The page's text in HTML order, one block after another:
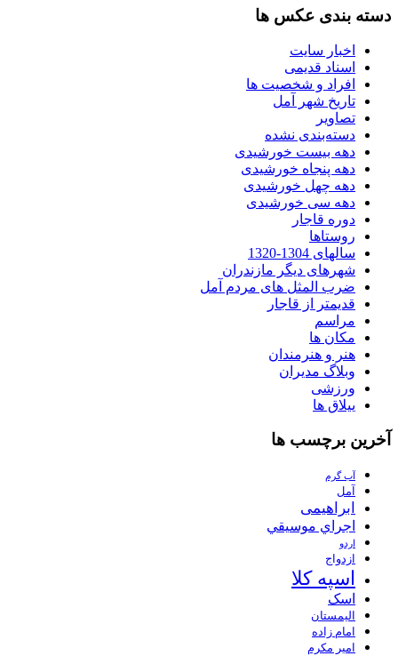
دسته بندی عکس ها
اخبار سایت
اسناد قدیمی
افراد و شخصیت ها
تاریخ شهر آمل
تصاویر
دسته‌بندی نشده
دهه بیست خورشیدی
دهه پنجاه خورشیدی
دهه چهل خورشیدی
دهه سی خورشیدی
دوره قاجار
روستاها
سالهای 1304-1320
شهرهای دیگر مازندران
ضرب المثل های مردم آمل
قدیمتر از قاجار
مراسم
مکان ها
هنر و هنرمندان
وبلاگ مدیران
ورزشی
ییلاق ها
آخرین برچسب ها
آب گرم
آمل
ابراهیمی
اجراي موسيقي
اردو
ازدواج
اسپه کلا
اسک
الیمستان
امام زاده
امیر مکرم